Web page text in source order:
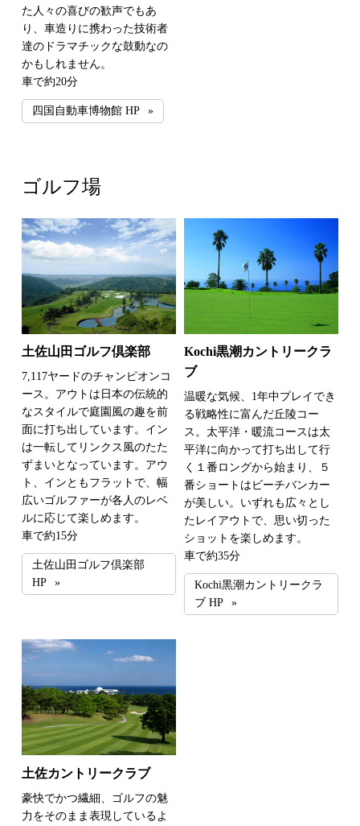
た人々の喜びの歓声でもあ
り、車造りに携わった技術者
達のドラマチックな鼓動なの
かもしれません。
車で約20分
四国自動車博物館 HP
ゴルフ場
土佐山田ゴルフ倶楽部
7,117ヤードのチャンピオンコ
ース。アウトは日本の伝統的
なスタイルで庭園風の趣を前
面に打ち出しています。イン
は一転してリンクス風のたた
ずまいとなっています。アウ
ト、インともフラットで、幅
広いゴルファーが各人のレベ
ルに応じて楽しめます。
車で約15分
土佐山田ゴルフ倶楽部
HP
Kochi黒潮カントリークラ
ブ
温暖な気候、1年中プレイでき
る戦略性に富んだ丘陵コー
ス。太平洋・暖流コースは太
平洋に向かって打ち出して行
く１番ロングから始まり、５
番ショートはビーチバンカー
が美しい。いずれも広々とし
たレイアウトで、思い切った
ショットを楽しめます。
車で約35分
Kochi黒潮カントリークラ
ブ HP
土佐カントリークラブ
豪快でかつ繊細、ゴルフの魅
力をそのまま表現しているよ